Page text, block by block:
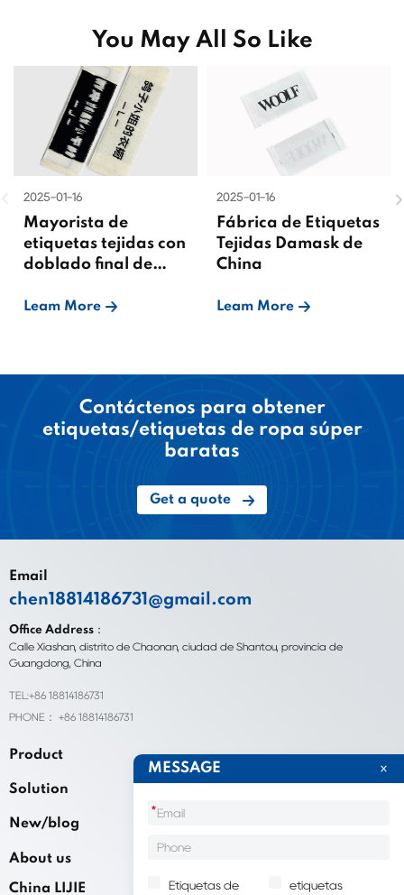
You May All So Like
2025-01-16
Mayorista de
etiquetas tejidas con
doblado final de
Leam More
2025-01-16
Fábrica de Etiquetas
Tejidas Damask de
China
Leam More
Contáctenos para obtener
etiquetas/etiquetas de ropa súper
baratas
Get a quote
Email
chen18814186731@gmail.com
Office Address：
Calle Xiashan, distrito de Chaonan, ciudad de Shantou, provincia de
Guangdong, China
TEL:+86 18814186731
PHONE： +86 18814186731
Product
Solution
New/blog
About us
China LIJIE
MESSAGE
*
Etiquetas de etiquetas